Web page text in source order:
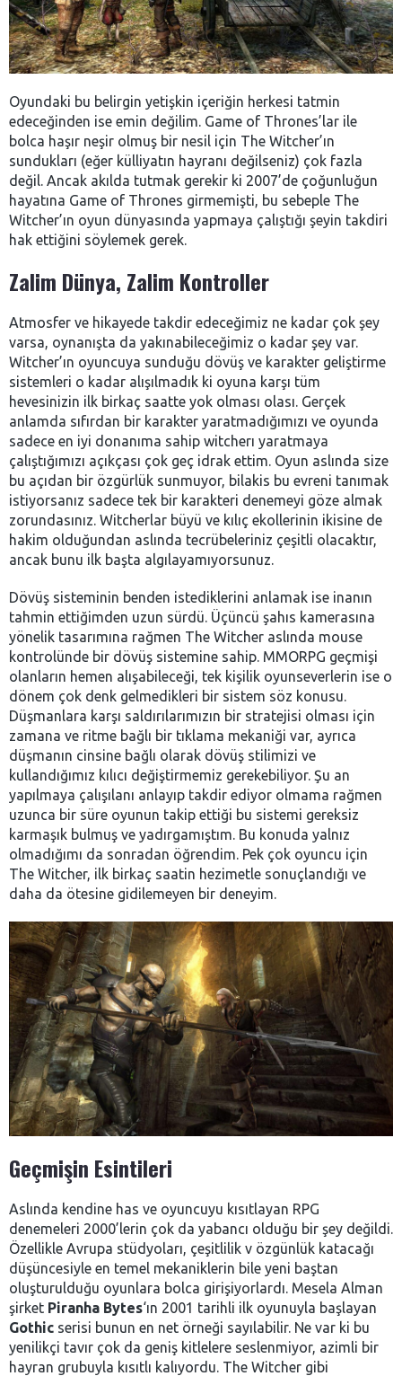
Oyundaki bu belirgin yetişkin içeriğin herkesi tatmin
edeceğinden ise emin değilim. Game of Thrones’lar ile
bolca haşır neşir olmuş bir nesil için The Witcher’ın
sundukları (eğer külliyatın hayranı değilseniz) çok fazla
değil. Ancak akılda tutmak gerekir ki 2007’de çoğunluğun
hayatına Game of Thrones girmemişti, bu sebeple The
Witcher’ın oyun dünyasında yapmaya çalıştığı şeyin takdiri
hak ettiğini söylemek gerek.
Zalim Dünya, Zalim Kontroller
Atmosfer ve hikayede takdir edeceğimiz ne kadar çok şey
varsa, oynanışta da yakınabileceğimiz o kadar şey var.
Witcher’ın oyuncuya sunduğu dövüş ve karakter geliştirme
sistemleri o kadar alışılmadık ki oyuna karşı tüm
hevesinizin ilk birkaç saatte yok olması olası. Gerçek
anlamda sıfırdan bir karakter yaratmadığımızı ve oyunda
sadece en iyi donanıma sahip witcherı yaratmaya
çalıştığımızı açıkçası çok geç idrak ettim. Oyun aslında size
bu açıdan bir özgürlük sunmuyor, bilakis bu evreni tanımak
istiyorsanız sadece tek bir karakteri denemeyi göze almak
zorundasınız. Witcherlar büyü ve kılıç ekollerinin ikisine de
hakim olduğundan aslında tecrübeleriniz çeşitli olacaktır,
ancak bunu ilk başta algılayamıyorsunuz.
Dövüş sisteminin benden istediklerini anlamak ise inanın
tahmin ettiğimden uzun sürdü. Üçüncü şahıs kamerasına
yönelik tasarımına rağmen The Witcher aslında mouse
kontrolünde bir dövüş sistemine sahip. MMORPG geçmişi
olanların hemen alışabileceği, tek kişilik oyunseverlerin ise o
dönem çok denk gelmedikleri bir sistem söz konusu.
Düşmanlara karşı saldırılarımızın bir stratejisi olması için
zamana ve ritme bağlı bir tıklama mekaniği var, ayrıca
düşmanın cinsine bağlı olarak dövüş stilimizi ve
kullandığımız kılıcı değiştirmemiz gerekebiliyor. Şu an
yapılmaya çalışılanı anlayıp takdir ediyor olmama rağmen
uzunca bir süre oyunun takip ettiği bu sistemi gereksiz
karmaşık bulmuş ve yadırgamıştım. Bu konuda yalnız
olmadığımı da sonradan öğrendim. Pek çok oyuncu için
The Witcher, ilk birkaç saatin hezimetle sonuçlandığı ve
daha da ötesine gidilemeyen bir deneyim.
Geçmişin Esintileri
Aslında kendine has ve oyuncuyu kısıtlayan RPG
denemeleri 2000’lerin çok da yabancı olduğu bir şey değildi.
Özellikle Avrupa stüdyoları, çeşitlilik v özgünlük katacağı
düşüncesiyle en temel mekaniklerin bile yeni baştan
oluşturulduğu oyunlara bolca girişiyorlardı. Mesela Alman
şirket Piranha Bytes‘ın 2001 tarihli ilk oyunuyla başlayan
Gothic serisi bunun en net örneği sayılabilir. Ne var ki bu
yenilikçi tavır çok da geniş kitlelere seslenmiyor, azimli bir
hayran grubuyla kısıtlı kalıyordu. The Witcher gibi